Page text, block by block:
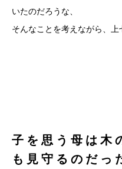
いたのだろうな、
そんなことを考えながら、上
子を思う母は木
も見守るのだっ